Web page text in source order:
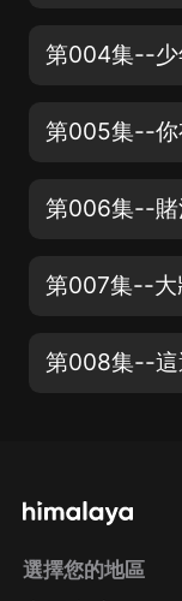
第004集--少
第005集--你
第006集--賭
第007集--大
第008集--這
選擇您的地區